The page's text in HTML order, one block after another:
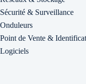
Sécurité & Surveillance
Onduleurs
Point de Vente &
Logiciels